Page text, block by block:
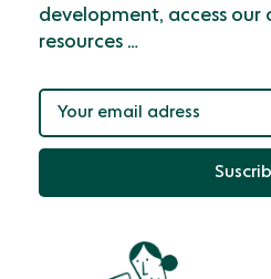
development, access our
resources …